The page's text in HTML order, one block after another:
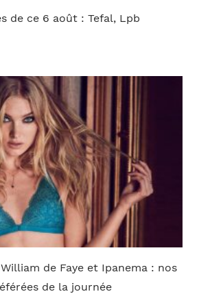
de ce 6 août : Tefal, Lpb
de Faye et Ipanema : nos
de la journée